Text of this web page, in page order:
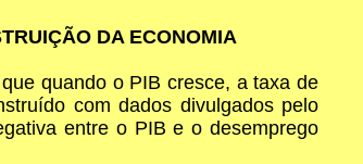
DA ECONOMIA
quando o PIB cresce, a taxa de
com dados divulgados pelo
entre o PIB e o desemprego